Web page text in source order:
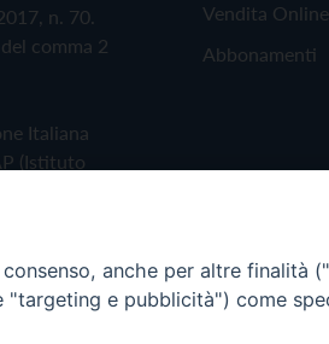
n. 70.
comma 2
Italiana
(Istituto
Vendita Online
Abbonamenti
anche per altre finalità
e pubblicità") come